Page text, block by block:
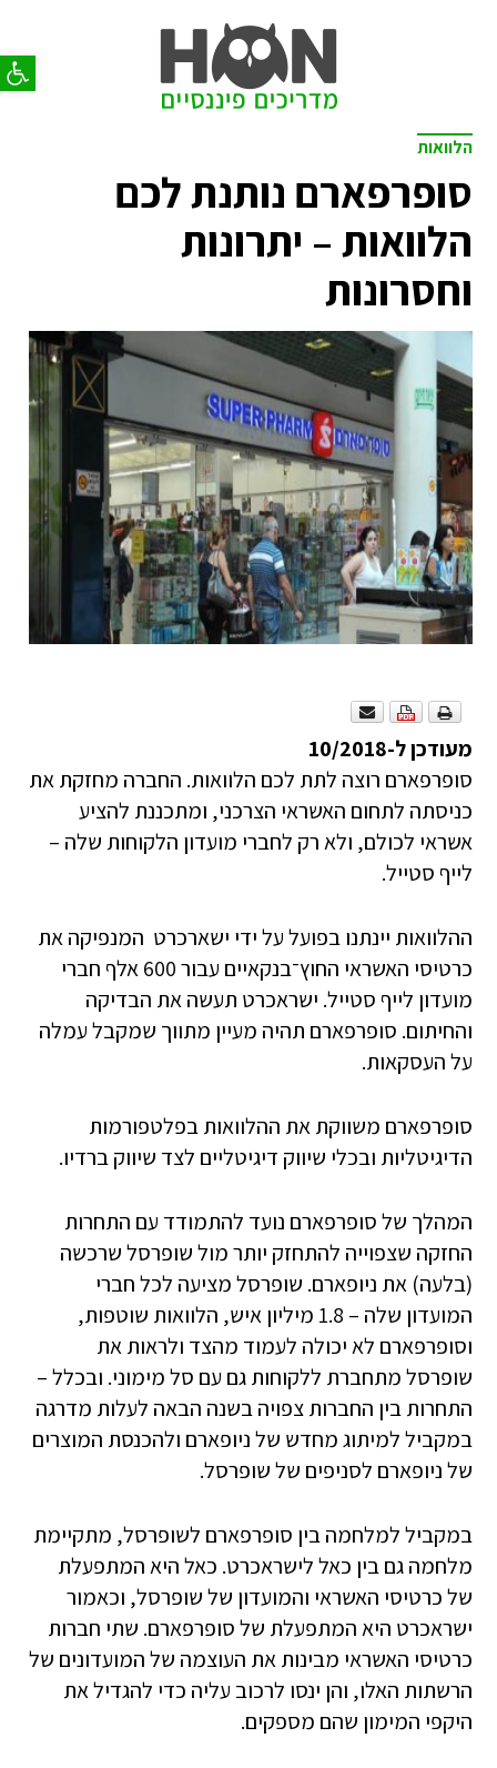
פתח
הלוואות
סופרפארם נותנת לכם
הלוואות – יתרונות
וחסרונות
מעודכן ל-10/2018
סופרפארם רוצה לתת לכם הלוואות. החברה מחזקת את
כניסתה לתחום האשראי הצרכני, ומתכננת להציע
אשראי לכולם, ולא רק לחברי מועדון הלקוחות שלה –
לייף סטייל.
ההלוואות יינתנו בפועל על ידי ישארכרט המנפיקה את
כרטיסי האשראי החוץ־בנקאיים עבור 600 אלף חברי
מועדון לייף סטייל. ישראכרט תעשה את הבדיקה
והחיתום. סופרפארם תהיה מעיין מתווך שמקבל עמלה
על העסקאות.
סופרפארם משווקת את ההלוואות בפלטפורמות
הדיגיטליות ובכלי שיווק דיגיטליים לצד שיווק ברדיו.
המהלך של סופרפארם נועד להתמודד עם התחרות
החזקה שצפוייה להתחזק יותר מול שופרסל שרכשה
(בלעה) את ניופארם. שופרסל מציעה לכל חברי
המועדון שלה – 1.8 מיליון איש, הלוואות שוטפות,
וסופרפארם לא יכולה לעמוד מהצד ולראות את
שופרסל מתחברת ללקוחות גם עם סל מימוני. ובכלל –
התחרות בין החברות צפויה בשנה הבאה לעלות מדרגה
במקביל למיתוג מחדש של ניופארם ולהכנסת המוצרים
של ניופארם לסניפים של שופרסל.
במקביל למלחמה בין סופרפארם לשופרסל, מתקיימת
מלחמה גם בין כאל לישראכרט. כאל היא המתפעלת
של כרטיסי האשראי והמועדון של שופרסל, וכאמור
ישראכרט היא המתפעלת של סופרפארם. שתי חברות
כרטיסי האשראי מבינות את העוצמה של המועדונים של
הרשתות האלו, והן ינסו לרכוב עליה כדי להגדיל את
היקפי המימון שהם מספקים.